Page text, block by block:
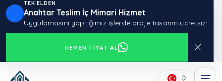
TEK ELDEN
Anahtar Teslim İç Mimari Hizmet
Uygulamasını yaptığımız işlerde proje tasarım ücretsiz!
HEMEN FIYAT AL